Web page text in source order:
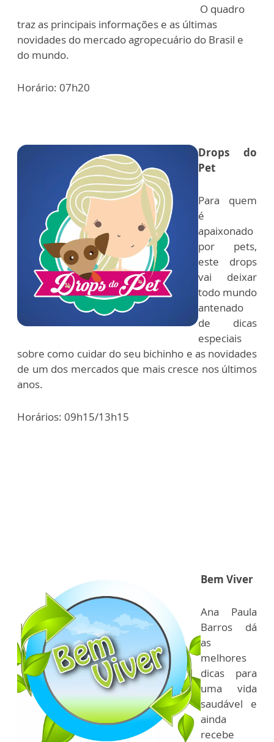
O quadro
traz as principais informações e as últimas
novidades do mercado agropecuário do Brasil e
do mundo.
Horário: 07h20
Drops do
Pet
Para quem
é
apaixonado
por pets,
este drops
vai deixar
todo mundo
antenado
de dicas
especiais
sobre como cuidar do seu bichinho e as novidades
de um dos mercados que mais cresce nos últimos
anos.
Horários: 09h15/13h15
Bem Viver
Ana Paula
Barros dá
as
melhores
dicas para
uma vida
saudável e
ainda
recebe